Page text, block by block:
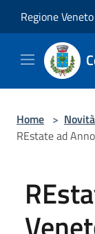
Regione Veneto
Home > Novità
REstate ad